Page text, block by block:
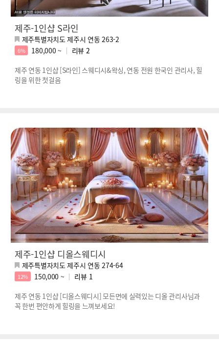
제주-1인샵 S라인
제주특별자치도 제주시 연동 263-2
6% 180,000 ~ 리뷰 2
제주 연동 1인샵 [S라인] 스웨디시&왁싱, 연동 전원 한국인 관리사, 힐
링을 위한 첫걸음
제주-1인샵 디올스웨디시
제주특별자치도 제주시 연동 274-64
12% 150,000 ~ 리뷰 1
제주 연동 1인샵 [디올스웨디시] 모든면에 실력있는 디올 관리사님과
꼭 한번 편안하게 힐링을 느껴보세요!